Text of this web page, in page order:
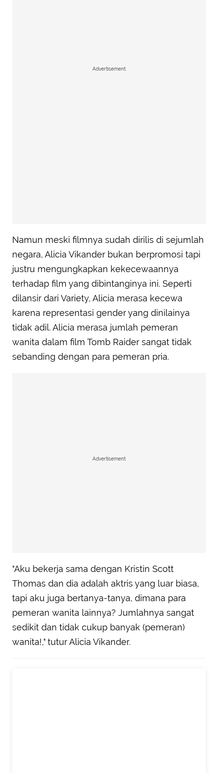
Advertisement
Namun meski filmnya sudah dirilis di sejumlah
negara, Alicia Vikander bukan berpromosi tapi
justru mengungkapkan kekecewaannya
terhadap film yang dibintanginya ini. Seperti
dilansir dari Variety, Alicia merasa kecewa
karena representasi gender yang dinilainya
tidak adil. Alicia merasa jumlah pemeran
wanita dalam film Tomb Raider sangat tidak
sebanding dengan para pemeran pria.
Advertisement
"Aku bekerja sama dengan Kristin Scott
Thomas dan dia adalah aktris yang luar biasa,
tapi aku juga bertanya-tanya, dimana para
pemeran wanita lainnya? Jumlahnya sangat
sedikit dan tidak cukup banyak (pemeran)
wanita!," tutur Alicia Vikander.